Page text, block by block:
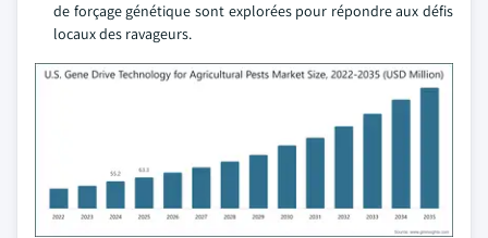
de forçage génétique sont explorées pour répondre aux défis
locaux des ravageurs.